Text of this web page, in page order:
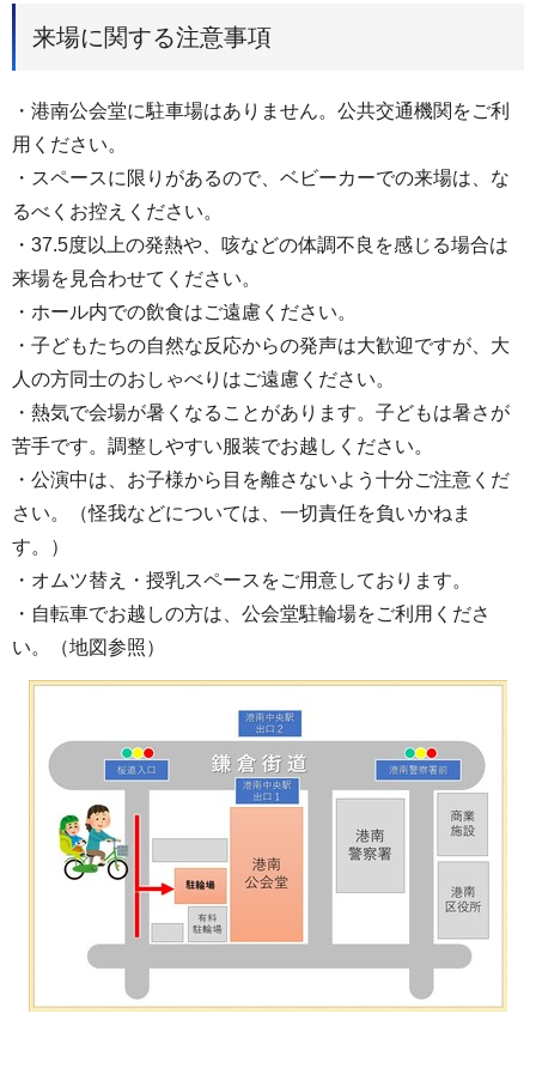
来場に関する注意事項
・港南公会堂に駐車場はありません。公共交通機関をご利
用ください。
・スペースに限りがあるので、ベビーカーでの来場は、な
るべくお控えください。
・37.5度以上の発熱や、咳などの体調不良を感じる場合は
来場を見合わせてください。
・ホール内での飲食はご遠慮ください。
・子どもたちの自然な反応からの発声は大歓迎ですが、大
人の方同士のおしゃべりはご遠慮ください。
・熱気で会場が暑くなることがあります。子どもは暑さが
苦手です。調整しやすい服装でお越しください。
・公演中は、お子様から目を離さないよう十分ご注意くだ
さい。（怪我などについては、一切責任を負いかねま
す。）
・オムツ替え・授乳スペースをご用意しております。
・自転車でお越しの方は、公会堂駐輪場をご利用くださ
い。（地図参照）